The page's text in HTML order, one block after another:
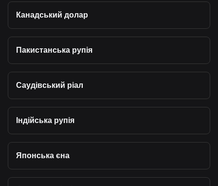
Канадський долар
Пакистанська рупія
Саудівський ріал
Індійська рупія
Японська єна